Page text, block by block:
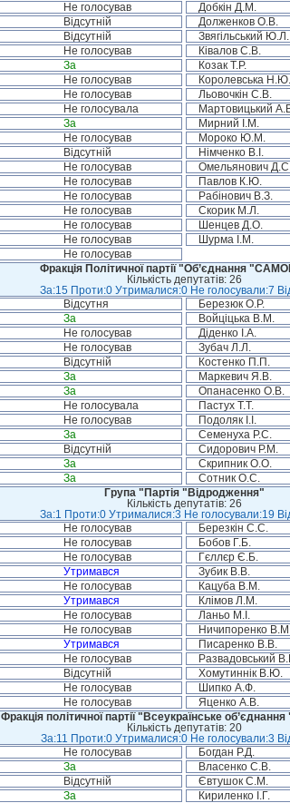
Не голосував Добкін Д.М.
Відсутній Долженков О.В.
Відсутній Звягільський Ю.Л.
Не голосував Ківалов С.В.
За Козак Т.Р.
Не голосував Королевська Н.Ю.
Не голосував Льовочкін С.В.
Не голосувала Мартовицький
За Мирний І.М.
Не голосував Мороко Ю.М.
Відсутній Німченко В.І.
Не голосував Омельянович
Не голосував Павлов К.Ю.
Не голосував Рабінович В.З.
Не голосував Скорик М.Л.
Не голосував Шенцев Д.О.
Не голосував Шурма І.М.
Не голосував
Фракція Політичної партії "Об’єднання
Кількість депутатів: 26
За:15 Проти:0 Утрималися:0 Не голосували:7
Відсутня Березюк О.Р.
За Войціцька В.М.
Не голосував Діденко І.А.
Не голосував Зубач Л.Л.
Відсутній Костенко П.П.
За Маркевич Я.В.
За Опанасенко О.В.
Не голосувала Пастух Т.Т.
Не голосував Подоляк І.І.
За Семенуха Р.С.
Відсутній Сидорович Р.М.
За Скрипник О.О.
За Сотник О.С.
Група "Партія "Відродження"
Кількість депутатів: 26
За:1 Проти:0 Утрималися:3 Не голосували:19
Не голосував Березкін С.С.
Не голосував Бобов Г.Б.
Не голосував Гєллєр Є.Б.
Утримався Зубик В.В.
Не голосував Кацуба В.М.
Утримався Клімов Л.М.
Не голосував Ланьо М.І.
Не голосував Ничипоренко
Утримався Писаренко В.В.
Не голосував Развадовський
Відсутній Хомутиннік В.Ю.
Не голосував Шипко А.Ф.
Не голосував Яценко А.В.
Фракція політичної партії "Всеукраїнське
Кількість депутатів: 20
За:11 Проти:0 Утрималися:0 Не голосували:3
Не голосував Богдан Р.Д.
За Власенко С.В.
Відсутній Євтушок С.М.
За Кириленко І.Г.